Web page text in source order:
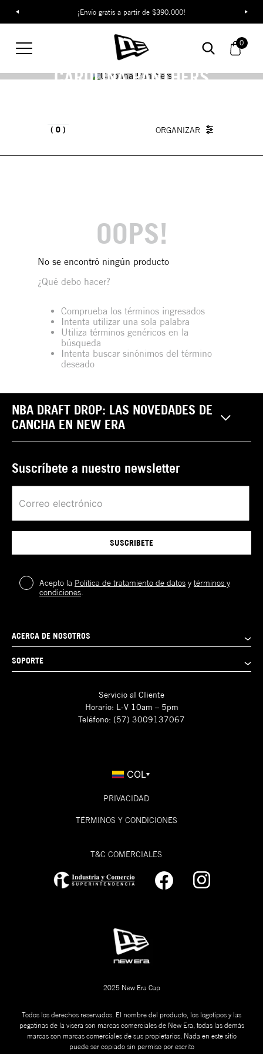
¡Envío gratis a partir de $390.000!
0
CAROLINA PANTHERS
0
OOPS!
No se encontró ningún producto
¿Qué debo hacer?
Comprueba los términos ingresados
Intenta utilizar una sola palabra
Utiliza términos genéricos en la
búsqueda
Intenta buscar sinónimos del término
deseado
NBA DRAFT DROP: LAS NOVEDADES DE
CANCHA EN NEW ERA
Suscríbete a nuestro newsletter
SUSCRIBETE
Acepto la Política de tratamiento de datos ytérminos y
condiciones
ACERCA DE NOSOTROS
SOPORTE
Servicio al Cliente
Horario: L-V 10am – 5pm
Teléfono: (57) 3009137067
COL
PRIVACIDAD
TÉRMINOS Y CONDICIONES
T&C COMERCIALES
2025 New Era Cap
Todos los derechos reservados. El nombre del producto, los logotipos y las
pegatinas de la visera son marcas comerciales de New Era, todas las demás
marcas son marcas comerciales de sus propietarios. Nada en este sitio
puede ser copiado sin permiso por escrito